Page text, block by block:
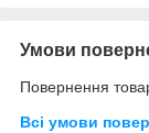
Умови
Повернення
Всі умови